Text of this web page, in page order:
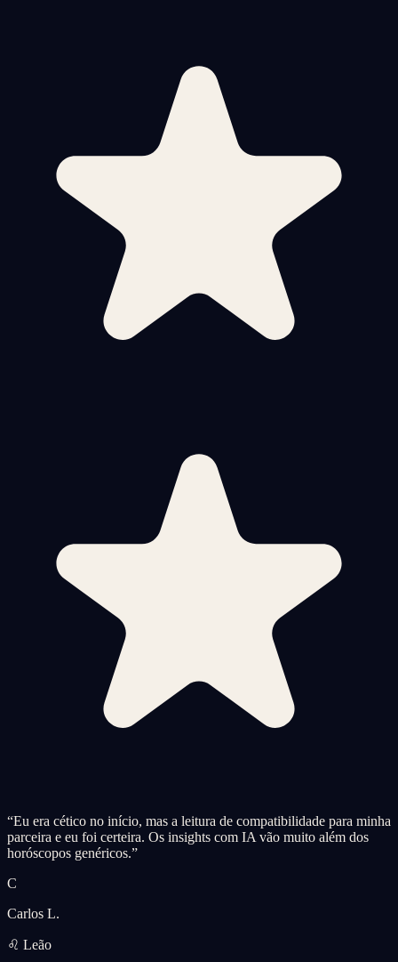
“Eu era cético no início, mas a leitura de compatibilidade para minha
parceira e eu foi certeira. Os insights com IA vão muito além dos
horóscopos genéricos.”
C
Carlos L.
♌ Leão